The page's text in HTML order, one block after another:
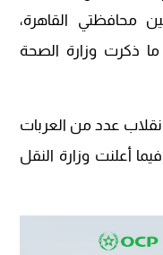
محافظتي القاهرة،
ذكرت وزارة الصحة
عدد من العربات
أعلنت وزارة النقل